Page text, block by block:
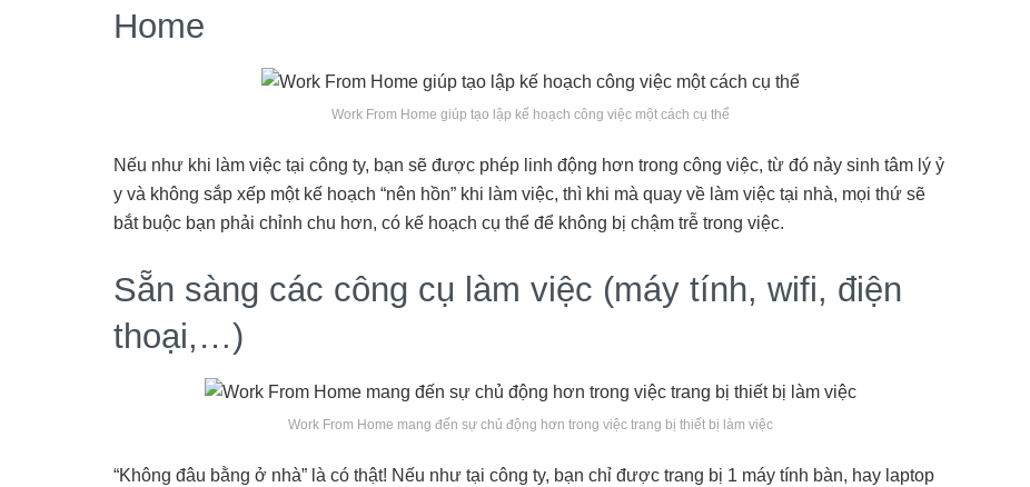
Home
Work From Home giúp tạo lập kế hoạch công việc một cách cụ thể
Nếu như khi làm việc tại công ty, bạn sẽ được phép linh động hơn trong công việc, từ đó nảy sinh tâm lý ỷ
y và không sắp xếp một kế hoạch “nên hồn” khi làm việc, thì khi mà quay về làm việc tại nhà, mọi thứ sẽ
bắt buộc bạn phải chỉnh chu hơn, có kế hoạch cụ thể để không bị chậm trễ trong việc.
Sẵn sàng các công cụ làm việc (máy tính, wifi, điện
thoại,…)
Work From Home mang đến sự chủ động hơn trong việc trang bị thiết bị làm việc
“Không đâu bằng ở nhà” là có thật! Nếu như tại công ty, bạn chỉ được trang bị 1 máy tính bàn, hay laptop